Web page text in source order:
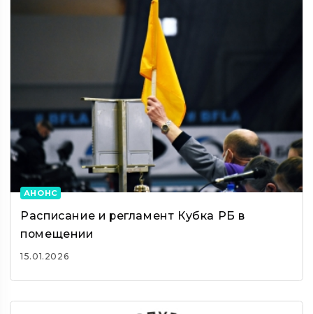
АНОНС
Расписание и регламент Кубка РБ в
помещении
15.01.2026